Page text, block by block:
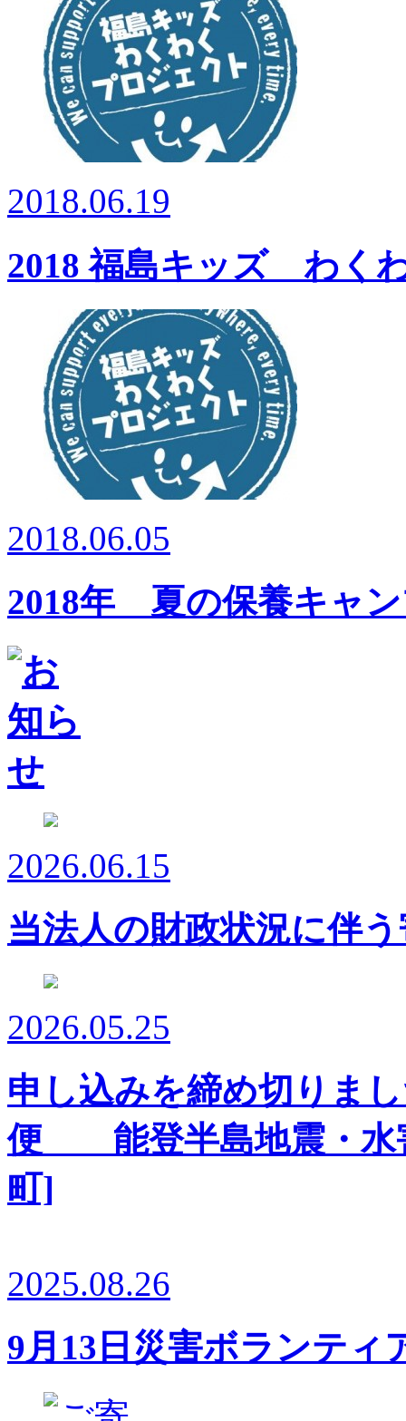
2018.06.19
2018 福島キッズ わく
2018.06.05
2018年 夏の保養キャ
2026.06.15
当法人の財政状況に伴
2026.05.25
申し込みを締め切りま
便 能登半島地震・水
町]
2025.08.26
9月13日災害ボランティ